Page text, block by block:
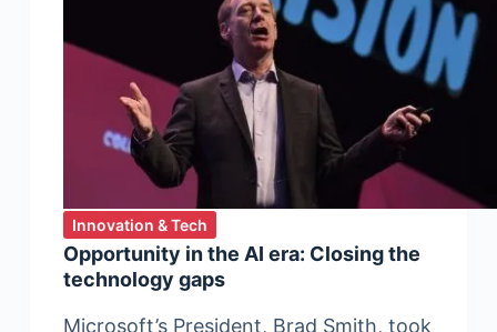
Innovation & Tech
Opportunity in the AI era: Closing the
technology gaps
Microsoft’s President, Brad Smith, took